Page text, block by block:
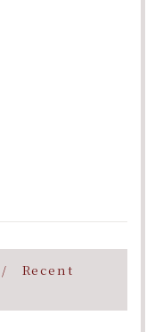
Recent